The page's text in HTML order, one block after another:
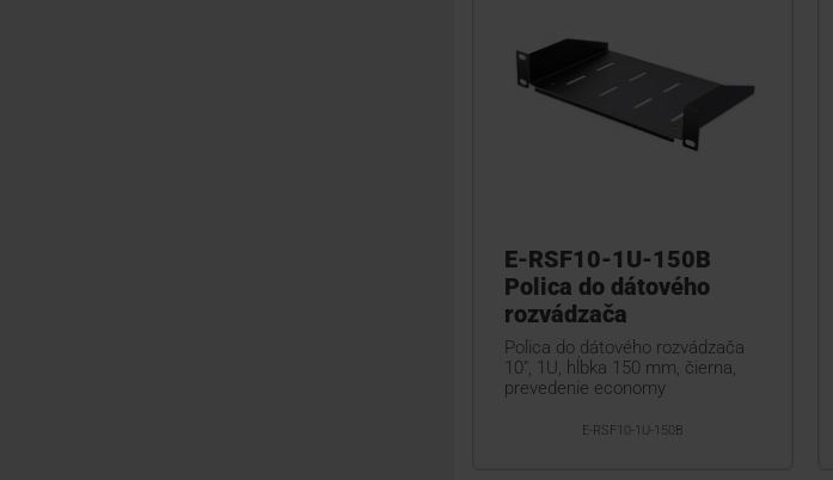
E-RSF10-1U-150B
Polica do dátového
rozvádzača
Polica do dátového rozvádzača
10", 1U, hĺbka 150 mm, čierna,
prevedenie economy
E-RSF10-1U-150B